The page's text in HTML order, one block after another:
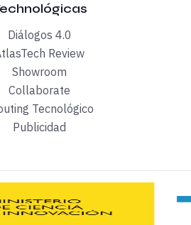
descríbeme el
no es la adecuada. Eso
con emprendedores de cualquier
el Curso 15x15 de Edem.
Diálogos 4.0
Review
Showroom
Collaborate
Tecnológico
Publicidad